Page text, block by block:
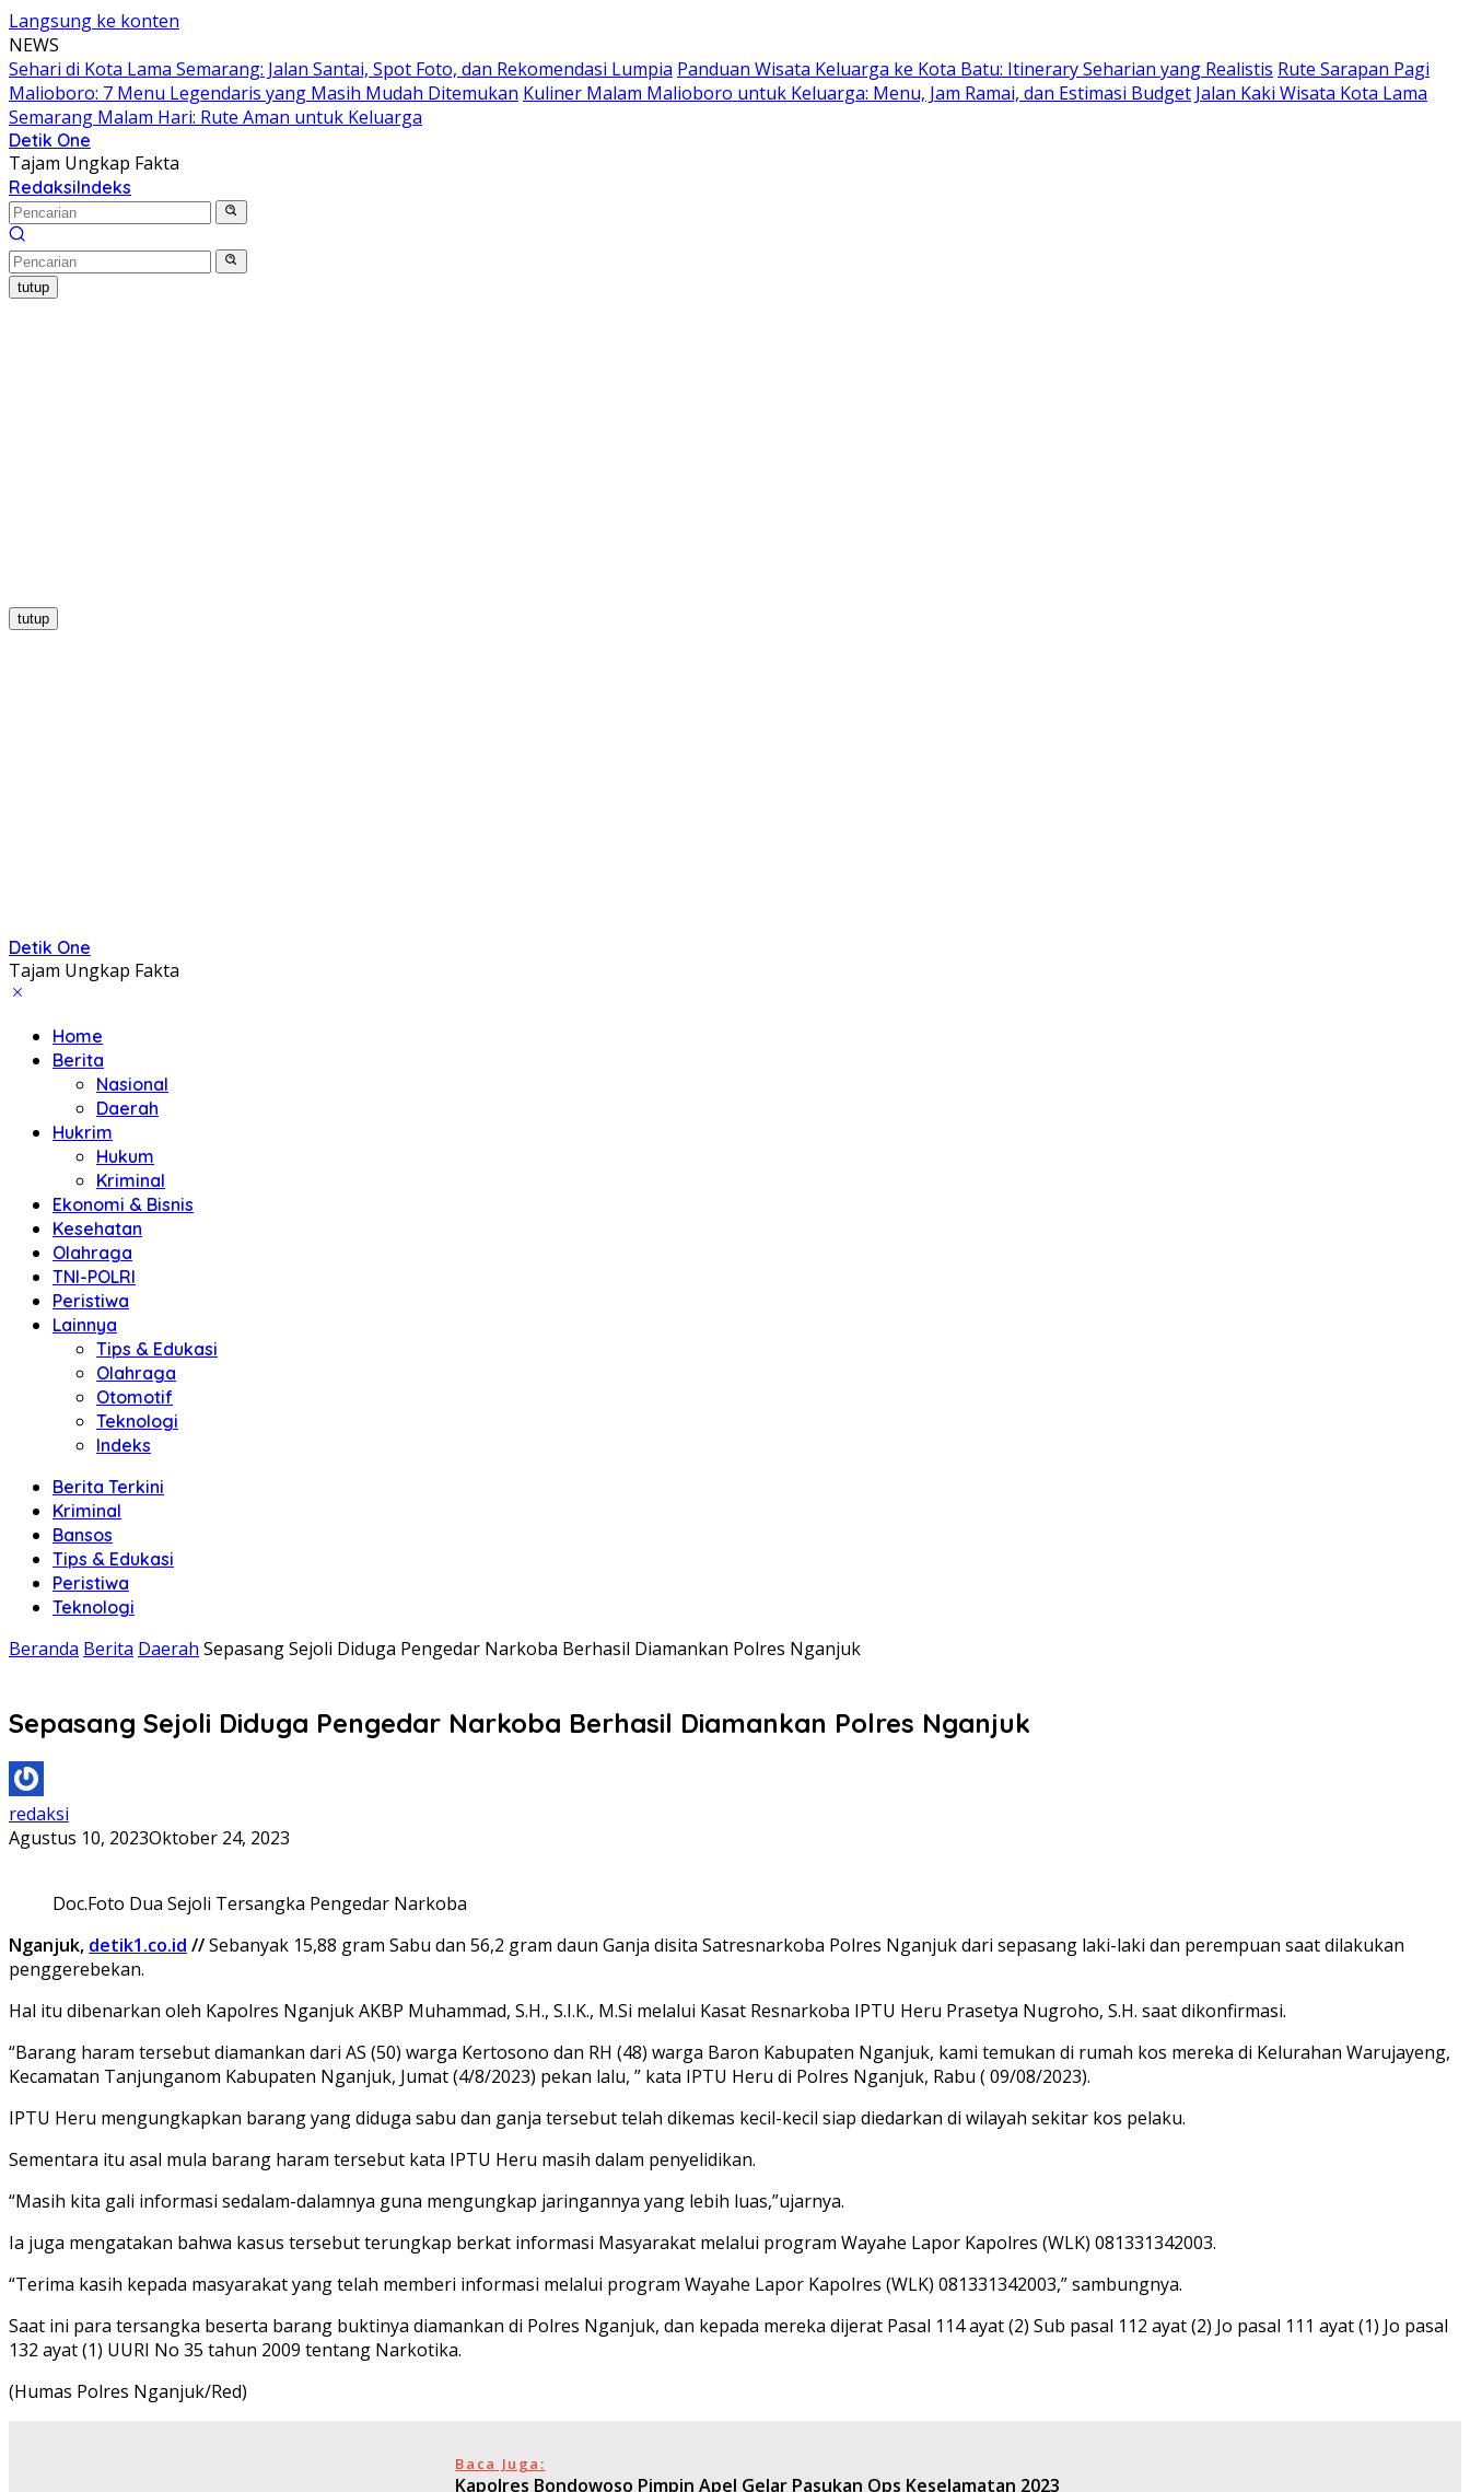
Langsung ke konten
NEWS
Sehari di Kota Lama Semarang: Jalan Santai, Spot Foto, dan Rekomendasi Lumpia Panduan Wisata Keluarga ke Kota Batu: Itinerary Seharian yang Realistis Rute Sarapan Pagi
Malioboro: 7 Menu Legendaris yang Masih Mudah Ditemukan Kuliner Malam Malioboro untuk Keluarga: Menu, Jam Ramai, dan Estimasi Budget Jalan Kaki Wisata Kota Lama
Semarang Malam Hari: Rute Aman untuk Keluarga
Detik One
Tajam Ungkap Fakta
RedaksiIndeks
tutup
tutup
Detik One
Tajam Ungkap Fakta
Home
Berita
Nasional
Daerah
Hukrim
Hukum
Kriminal
Ekonomi & Bisnis
Kesehatan
Olahraga
TNI-POLRI
Peristiwa
Lainnya
Tips & Edukasi
Olahraga
Otomotif
Teknologi
Indeks
Berita Terkini
Kriminal
Bansos
Tips & Edukasi
Peristiwa
Teknologi
Beranda Berita Daerah Sepasang Sejoli Diduga Pengedar Narkoba Berhasil Diamankan Polres Nganjuk
Sepasang Sejoli Diduga Pengedar Narkoba Berhasil Diamankan Polres Nganjuk
redaksi
Agustus 10, 2023Oktober 24, 2023
Doc.Foto Dua Sejoli Tersangka Pengedar Narkoba
Nganjuk, detik1.co.id //Sebanyak 15,88 gram Sabu dan 56,2 gram daun Ganja disita Satresnarkoba Polres Nganjuk dari sepasang laki-laki dan perempuan saat dilakukan
penggerebekan.
Hal itu dibenarkan oleh Kapolres Nganjuk AKBP Muhammad, S.H., S.I.K., M.Si melalui Kasat Resnarkoba IPTU Heru Prasetya Nugroho, S.H. saat dikonfirmasi.
“Barang haram tersebut diamankan dari AS (50) warga Kertosono dan RH (48) warga Baron Kabupaten Nganjuk, kami temukan di rumah kos mereka di Kelurahan Warujayeng,
Kecamatan Tanjunganom Kabupaten Nganjuk, Jumat (4/8/2023) pekan lalu, ” kata IPTU Heru di Polres Nganjuk, Rabu ( 09/08/2023).
IPTU Heru mengungkapkan barang yang diduga sabu dan ganja tersebut telah dikemas kecil-kecil siap diedarkan di wilayah sekitar kos pelaku.
Sementara itu asal mula barang haram tersebut kata IPTU Heru masih dalam penyelidikan.
“Masih kita gali informasi sedalam-dalamnya guna mengungkap jaringannya yang lebih luas,”ujarnya.
Ia juga mengatakan bahwa kasus tersebut terungkap berkat informasi Masyarakat melalui program Wayahe Lapor Kapolres (WLK) 081331342003.
“Terima kasih kepada masyarakat yang telah memberi informasi melalui program Wayahe Lapor Kapolres (WLK) 081331342003,” sambungnya.
Saat ini para tersangka beserta barang buktinya diamankan di Polres Nganjuk, dan kepada mereka dijerat Pasal 114 ayat (2) Sub pasal 112 ayat (2) Jo pasal 111 ayat (1) Jo pasal
132 ayat (1) UURI No 35 tahun 2009 tentang Narkotika.
(Humas Polres Nganjuk/Red)
Baca Juga:
Kapolres Bondowoso Pimpin Apel Gelar Pasukan Ops Keselamatan 2023